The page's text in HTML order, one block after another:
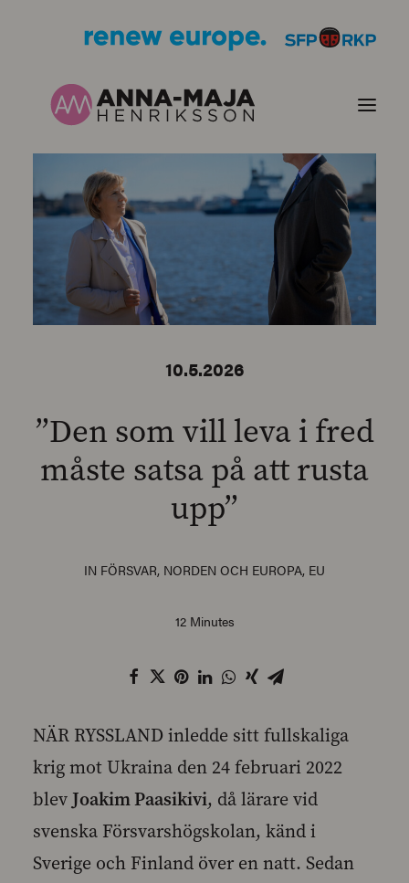
PUBLIKATIONER
HJÄRTEFRÅGOR
PERSONPORTRÄTT
10.5.2026
”Den som vill leva i fred
måste satsa på att rusta
upp”
IN FÖRSVAR, NORDEN OCH EUROPA, EU
12 Minutes
NÄR RYSSLAND inledde sitt fullskaliga
krig mot Ukraina den 24 februari 2022
blevJoakim Paasikivi, då lärare vid
svenska Försvarshögskolan, känd i
Sverige och Finland över en natt. Sedan